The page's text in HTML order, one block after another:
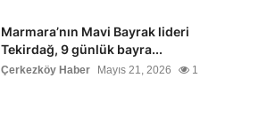
Marmara’nın Mavi Bayrak lideri
Tekirdağ, 9 günlük bayra...
Çerkezköy Haber Mayıs 21, 2026 1